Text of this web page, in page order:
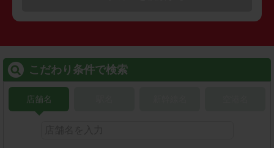
こだわり条件で検索
店舗名